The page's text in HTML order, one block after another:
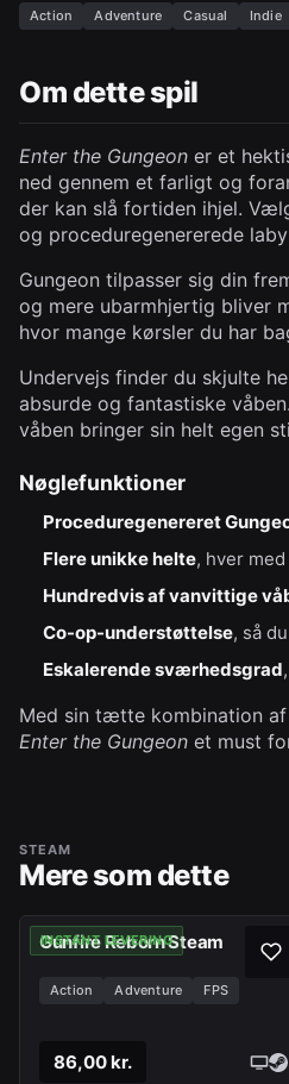
Action Adventure Casual Indie
Om dette spil
Enter the Gungeon er et
ned gennem et farligt og
der kan slå fortiden ihjel.
og proceduregenererede
Gungeon tilpasser sig din
og mere ubarmhjertig bliver
hvor mange kørsler du har
Undervejs finder du skjulte
absurde og fantastiske
våben bringer sin helt egen
Nøglefunktioner
Proceduregenereret
Flere unikke helte, hver
Hundredvis af vanvittige
Co-op-understøttelse, så
Eskalerende sværhedsgrad
Med sin tætte kombination
Enter the Gungeon et must
STEAM
Mere som dette
INSTANT LEVERING
Gunfire Reborn Steam
Action Adventure FPS
86,00 kr.